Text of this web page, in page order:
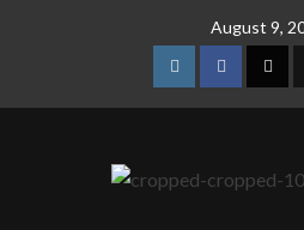
August 9,